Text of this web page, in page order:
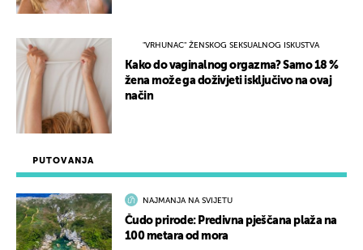
PUTOVANJA
NAJMANJA NA SVIJETU
Čudo prirode: Predivna pješčana plaža na
100 metara od mora
"VRHUNAC" ŽENSKOG SEKSUALNOG ISKUSTVA
Kako do vaginalnog orgazma? Samo 18 %
žena može ga doživjeti isključivo na ovaj
način